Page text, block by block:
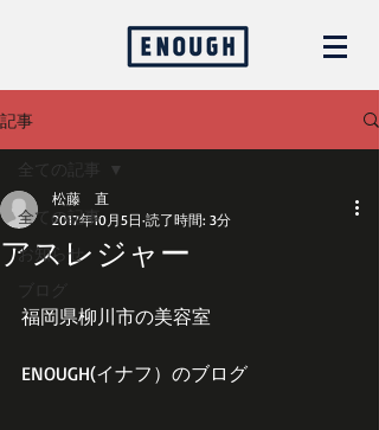
記事
全ての記事
お知らせ
ブログ
全ての記事
アスレジャー
松藤 直
2017年10月5日 読了時間: 3分
福岡県柳川市の美容室
ENOUGH(イナフ）のブログ